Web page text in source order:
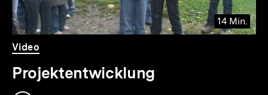
14 Min.
Video
Dauer
14
Min.
Video
Projektentwicklung